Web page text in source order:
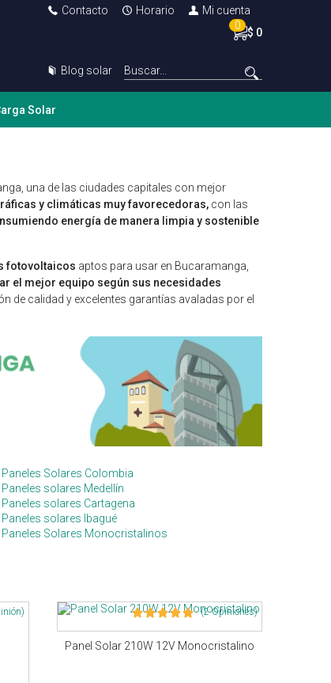
Contacto Horario
Mi cuenta
0
$ 0
Blog solar
Solar
una de las ciudades capitales con mejor
y climáticas muy favorecedoras, con las
energía de manera limpia y sostenible
fotovoltaicos aptos para usar en Bucaramanga,
el mejor equipo según sus necesidades
calidad y excelentes garantías avaladas por el
Paneles Solares Colombia
Paneles solares Medellín
Paneles solares Cartagena
Paneles solares Ibagué
Paneles Solares Monocristalinos
(2 Opiniones)
Panel Solar 210W 12V Monocristalino